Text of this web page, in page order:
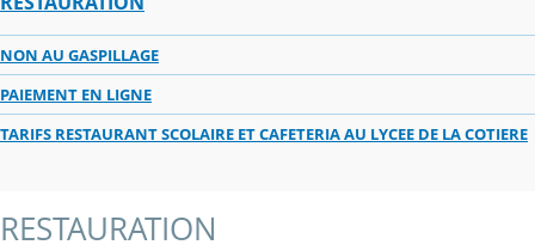
NON AU GASPILLAGE
PAIEMENT EN LIGNE
TARIFS RESTAURANT SCOLAIRE ET CAFETERIA AU LYCEE DE LA COTIERE
RESTAURATION